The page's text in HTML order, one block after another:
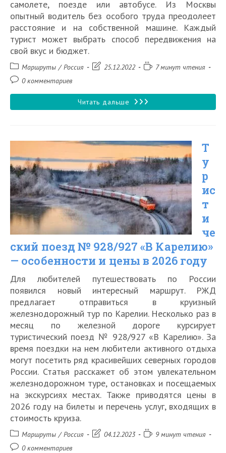
самолете, поезде или автобусе. Из Москвы
опытный водитель без особого труда преодолеет
расстояние и на собственной машине. Каждый
турист может выбрать способ передвижения на
свой вкус и бюджет.
Рубрика
записи:
Маршруты / Россия
Запись25.12.2022
Время7 минут чтения
Комментарии
0 комментариев
Читать дальше Как
Москвы
до
Великого
Устюга
в
2026
году
быстро
и
недорого
Т
у
р
ис
т
и
че
ский поезд № 928/927 «В Карелию»
— особенности и цены в 2026 году
Для любителей путешествовать по России
появился новый интересный маршрут. РЖД
предлагает отправиться в круизный
железнодорожный тур по Карелии. Несколько раз в
месяц по железной дороге курсирует
туристический поезд № 928/927 «В Карелию». За
время поездки на нем любители активного отдыха
могут посетить ряд красивейших северных городов
России. Статья расскажет об этом увлекательном
железнодорожном туре, остановках и посещаемых
на экскурсиях местах. Также приводятся цены в
2026 году на билеты и перечень услуг, входящих в
стоимость круиза.
Рубрика
записи:
Маршруты / Россия
Запись04.12.2023
Время9 минут чтения
Комментарии
0 комментариев